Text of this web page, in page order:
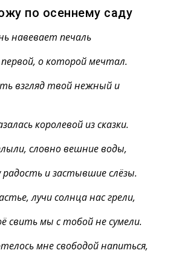
по осеннему саду
навевает печаль
о которой мечтал.
взгляд твой нежный и
королевой из сказки.
словно вешние воды,
радость и застывшие слёзы.
лучи солнца нас грели,
свить мы с тобой не сумели.
мне свободой напиться,